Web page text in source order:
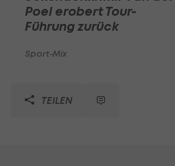
Poel erobert Tour-
Führung zurück
Sport-Mix
TEILEN